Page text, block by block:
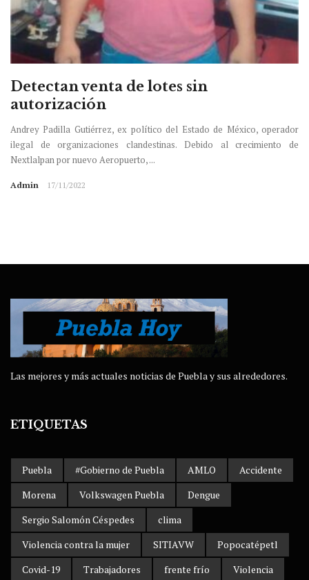
Detectan venta de lotes sin
autorización
Andrey Padilla Gutiérrez, ex político del Estado de México, operador
ilegal de organizaciones clandestinas. Debido al crecimiento de
Nextlalpan por nuevo Aeropuerto, ...
Admin 17/11/2022
Las mejores y más actuales noticias de Puebla y sus alrededores.
ETIQUETAS
Puebla #Gobierno de Puebla AMLO
Accidente
Morena
Volkswagen Puebla
Dengue
Sergio Salomón Céspedes
clima
Violencia contra la mujer
SITIAVW
Popocatépetl
Covid-19
Trabajadores frente frío Violencia